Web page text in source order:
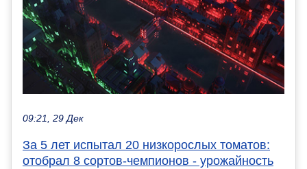
09:21, 29 Дек
За 5 лет испытал 20 низкорослых томатов:
отобрал 8 сортов-чемпионов - урожайность